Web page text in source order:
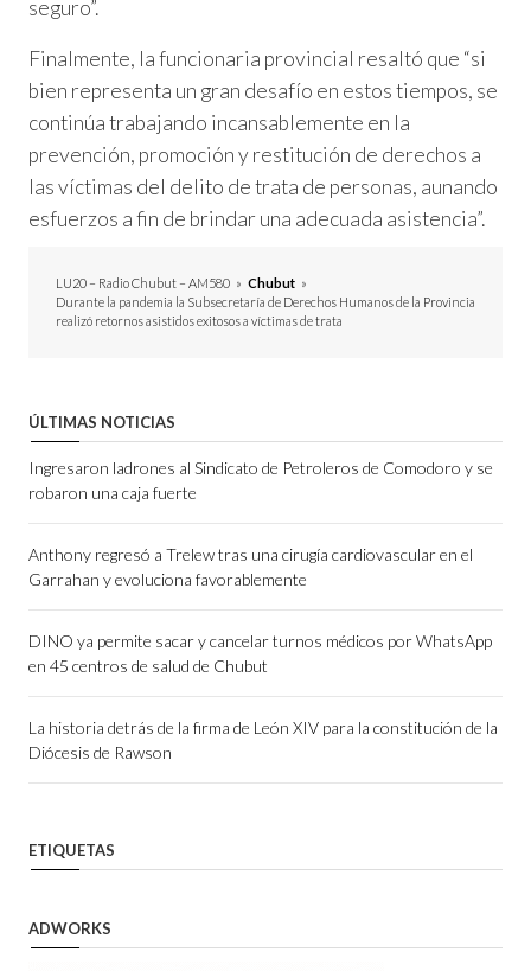
seguro”.
Finalmente, la funcionaria provincial resaltó que “si
bien representa un gran desafío en estos tiempos, se
continúa trabajando incansablemente en la
prevención, promoción y restitución de derechos a
las víctimas del delito de trata de personas, aunando
esfuerzos a fin de brindar una adecuada asistencia”.
LU20 – Radio Chubut – AM580 » Chubut »
Durante la pandemia la Subsecretaría de Derechos Humanos de la Provincia
realizó retornos asistidos exitosos a víctimas de trata
ÚLTIMAS NOTICIAS
Ingresaron ladrones al Sindicato de Petroleros de Comodoro y se
robaron una caja fuerte
Anthony regresó a Trelew tras una cirugía cardiovascular en el
Garrahan y evoluciona favorablemente
DINO ya permite sacar y cancelar turnos médicos por WhatsApp
en 45 centros de salud de Chubut
La historia detrás de la firma de León XIV para la constitución de la
Diócesis de Rawson
ETIQUETAS
ADWORKS